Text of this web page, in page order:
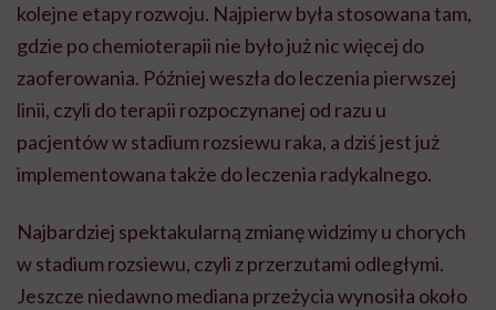
kolejne etapy rozwoju. Najpierw była stosowana tam,
gdzie po chemioterapii nie było już nic więcej do
zaoferowania. Później weszła do leczenia pierwszej
linii, czyli do terapii rozpoczynanej od razu u
pacjentów w stadium rozsiewu raka, a dziś jest już
implementowana także do leczenia radykalnego.
Najbardziej spektakularną zmianę widzimy u chorych
w stadium rozsiewu, czyli z przerzutami odległymi.
Jeszcze niedawno mediana przeżycia wynosiła około